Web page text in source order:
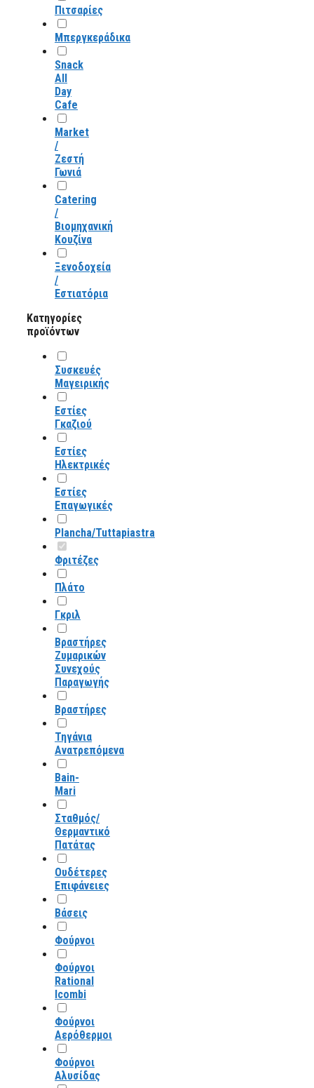
Πιτσαρίες
Μπεργκεράδικα
Snack
All
Day
Cafe
Market
/
Ζεστή
Γωνιά
Catering
/
Βιομηχανική
Κουζίνα
Ξενοδοχεία
/
Εστιατόρια
Κατηγορίες
προϊόντων
Συσκευές
Μαγειρικής
Εστίες
Γκαζιού
Εστίες
Ηλεκτρικές
Εστίες
Επαγωγικές
Plancha/Tuttapiastra
Φριτέζες
Πλάτο
Γκριλ
Βραστήρες
Ζυμαρικών
Συνεχούς
Παραγωγής
Βραστήρες
Τηγάνια
Ανατρεπόμενα
Bain-
Mari
Σταθμός/
Θερμαντικό
Πατάτας
Ουδέτερες
Επιφάνειες
Βάσεις
Φούρνοι
Φούρνοι
Rational
Icombi
Φούρνοι
Αερόθερμοι
Φούρνοι
Αλυσίδας